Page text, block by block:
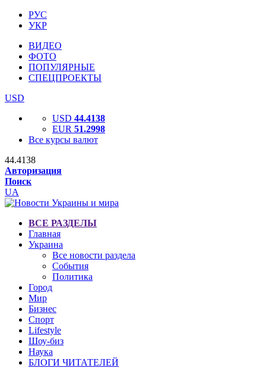
РУС
УКР
ВИДЕО
ФОТО
ПОПУЛЯРНЫЕ
СПЕЦПРОЕКТЫ
USD
USD 44.4138
EUR 51.2998
Все курсы валют
44.4138
Авторизация
Поиск
UA
ВСЕ РАЗДЕЛЫ
Главная
Украина
Все новости раздела
События
Политика
Город
Мир
Бизнес
Спорт
Lifestyle
Шоу-биз
Наука
БЛОГИ ЧИТАТЕЛЕЙ